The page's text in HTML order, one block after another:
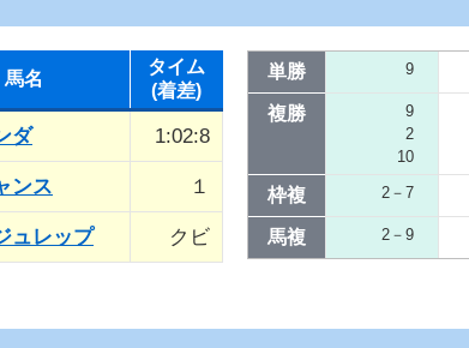
馬名
タイム
(着差)
ダ 1:02:8
ンス １
ュレップ クビ
単勝 9
複勝
9
2
10
枠複 2－7
馬複 2－9